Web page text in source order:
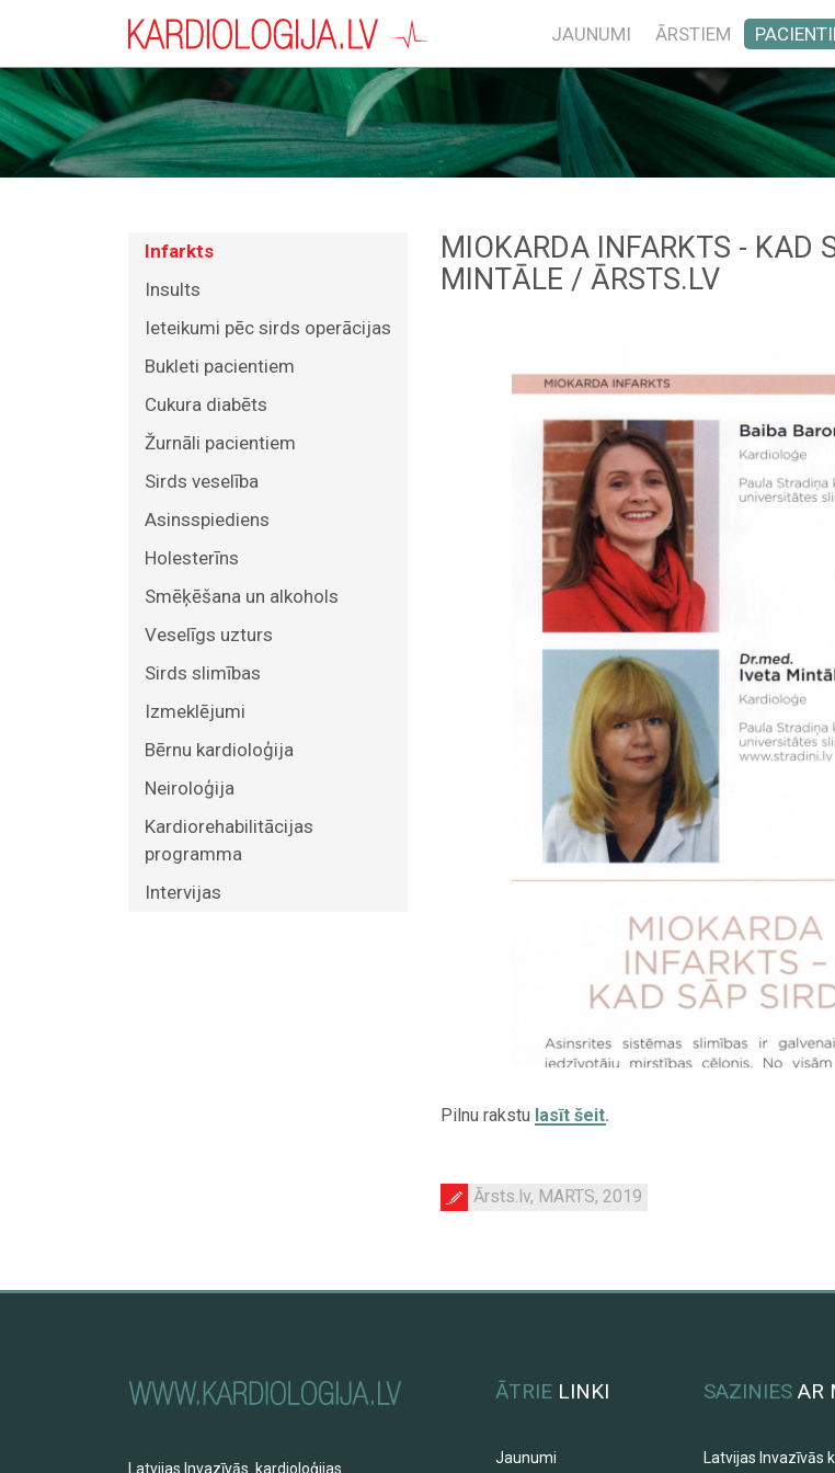
JAUNUMI ĀRSTIEM
Infarkts
Insults
Ieteikumi pēc sirds operācijas
Bukleti pacientiem
Cukura diabēts
Žurnāli pacientiem
Sirds veselība
Asinsspiediens
Holesterīns
Smēķēšana un alkohols
Veselīgs uzturs
Sirds slimības
Izmeklējumi
Bērnu kardioloģija
Neiroloģija
Kardiorehabilitācijas
programma
Intervijas
MIOKARDA INFARKTS - KAD
MINTĀLE / ĀRSTS.LV
Pilnu rakstu lasīt šeit.
Ārsts.lv, MARTS, 2019
ĀTRIE LINKI
Jaunumi
SAZINIES AR
Latvijas Invazīvās
Latvijas Invazīvās kardioloģijas